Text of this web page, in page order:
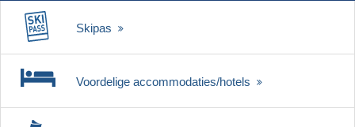
Skipas
Voordelige accommodaties/hotels